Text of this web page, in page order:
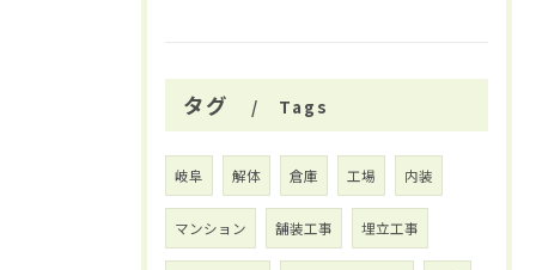
タグ Tags
岐阜 解体 倉庫 工場 内装
マンション 舗装工事 埋立工事